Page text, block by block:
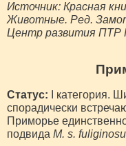
Источник: Красная
Животные. Ред.
Центр развития ПТР
Статус: I категория.
спорадически
Приморье
подвида M. s.